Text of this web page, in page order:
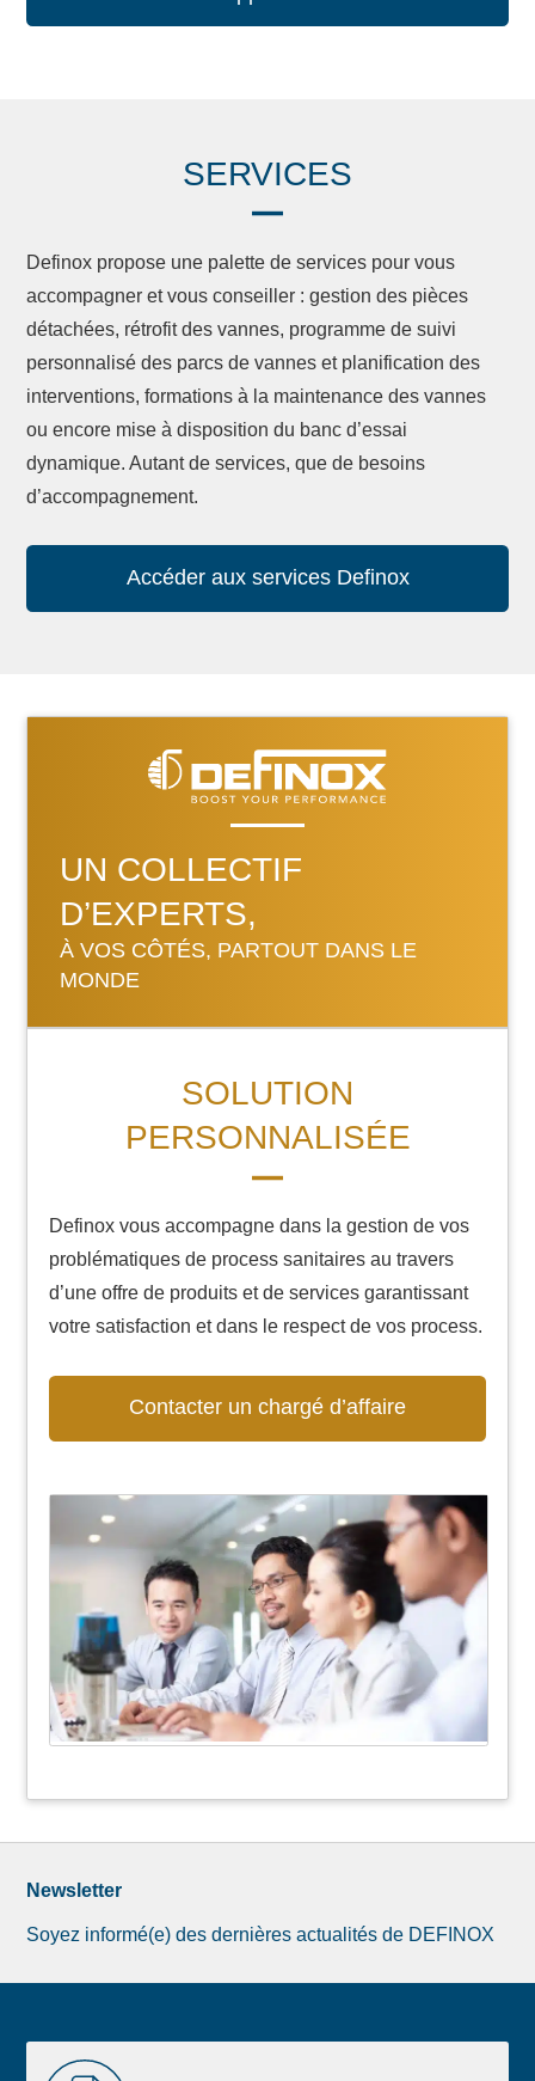
SERVICES
Definox propose une palette de services pour vous
accompagner et vous conseiller : gestion des pièces
détachées, rétrofit des vannes, programme de suivi
personnalisé des parcs de vannes et planification des
interventions, formations à la maintenance des vannes
ou encore mise à disposition du banc d’essai
dynamique. Autant de services, que de besoins
d’accompagnement.
Accéder aux services Definox
UN COLLECTIF
D’EXPERTS,
À VOS CÔTÉS, PARTOUT DANS LE
MONDE
SOLUTION
PERSONNALISÉE
Definox vous accompagne dans la gestion de vos
problématiques de process sanitaires au travers
d’une offre de produits et de services garantissant
votre satisfaction et dans le respect de vos process.
Contacter un chargé d’affaire
Newsletter
Soyez informé(e) des dernières actualités de DEFINOX
Image
Documentation